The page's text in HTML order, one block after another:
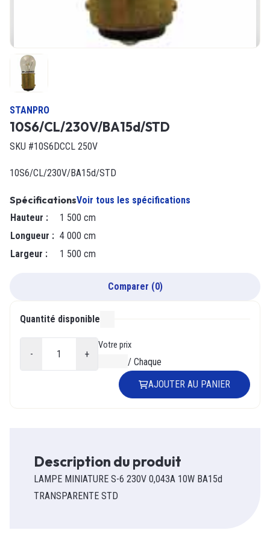
STANPRO
10S6/CL/230V/BA15d/STD
SKU #10S6DCCL 250V
10S6/CL/230V/BA15d/STD
SpécificationsVoir tous les spécifications
Hauteur :
1 500 cm
Longueur :
4 000 cm
Largeur : 1 500 cm
Comparer (0)
Quantité disponible
- +
Votre prix
/ Chaque
AJOUTER AU PANIER
Description du produit
LAMPE MINIATURE S-6 230V 0,043A 10W BA15d
TRANSPARENTE STD